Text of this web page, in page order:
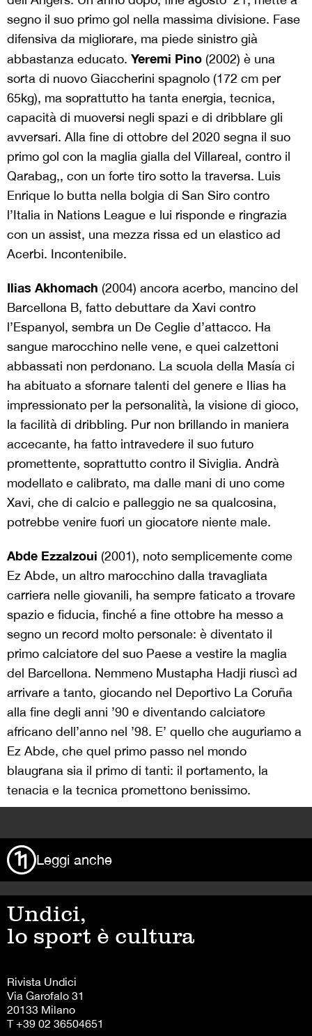
segno il suo primo gol nella massima divisione. Fase
difensiva da migliorare, ma piede sinistro già
abbastanza educato. Yeremi Pino (2002) è una
sorta di nuovo Giaccherini spagnolo (172 cm per
65kg), ma soprattutto ha tanta energia, tecnica,
capacità di muoversi negli spazi e di dribblare gli
avversari. Alla fine di ottobre del 2020 segna il suo
primo gol con la maglia gialla del Villareal, contro il
Qarabag,, con un forte tiro sotto la traversa. Luis
Enrique lo butta nella bolgia di San Siro contro
l’Italia in Nations League e lui risponde e ringrazia
con un assist, una mezza rissa ed un elastico ad
Acerbi. Incontenibile.
Ilias Akhomach (2004) ancora acerbo, mancino del
Barcellona B, fatto debuttare da Xavi contro
l’Espanyol, sembra un De Ceglie d’attacco. Ha
sangue marocchino nelle vene, e quei calzettoni
abbassati non perdonano. La scuola della Masía ci
ha abituato a sfornare talenti del genere e Ilias ha
impressionato per la personalità, la visione di gioco,
la facilità di dribbling. Pur non brillando in maniera
accecante, ha fatto intravedere il suo futuro
promettente, soprattutto contro il Siviglia. Andrà
modellato e calibrato, ma dalle mani di uno come
Xavi, che di calcio e palleggio ne sa qualcosina,
potrebbe venire fuori un giocatore niente male.
Abde Ezzalzoui (2001), noto semplicemente come
Ez Abde, un altro marocchino dalla travagliata
carriera nelle giovanili, ha sempre faticato a trovare
spazio e fiducia, finché a fine ottobre ha messo a
segno un record molto personale: è diventato il
primo calciatore del suo Paese a vestire la maglia
del Barcellona. Nemmeno Mustapha Hadji riuscì ad
arrivare a tanto, giocando nel Deportivo La Coruña
alla fine degli anni ’90 e diventando calciatore
africano dell’anno nel ’98. E’ quello che auguriamo a
Ez Abde, che quel primo passo nel mondo
blaugrana sia il primo di tanti: il portamento, la
tenacia e la tecnica promettono benissimo.
Leggi anche
Undici,
lo sport è cultura
Rivista Undici
Via Garofalo 31
20133 Milano
T +39 02 36504651